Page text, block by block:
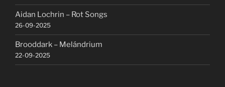
Aidan Lochrin – Rot Songs
26-09-2025
Brooddark – Melándrium
22-09-2025